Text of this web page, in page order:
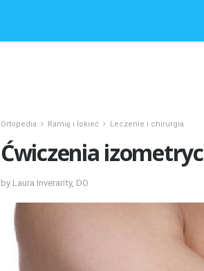
Ortopedia Ramię i łokieć Leczenie i chirurgia
Ćwiczenia
by Laura Inverarity, DO